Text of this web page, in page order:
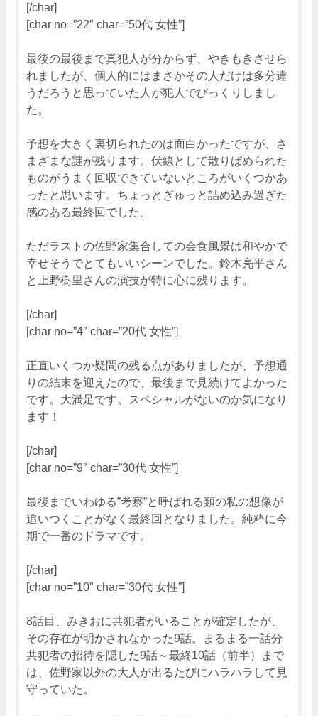
[/char]
[char no=”22″ char=”50代 女性”]
最後の最後まで真犯人が分からず、やきもきさせら
れましたが、個人的にはまさかその人だけは多分違
うだろうと思っていた人が犯人でびっくりしまし
た。
予想を大きく裏切られたのは面白かったですが、さ
まざまな謎が残ります。伏線として散りばめられた
ものがうまく回収できていないところがいくつかあ
ったと思います。ちょっとぎゅっと詰め込み過ぎた
感のある最終回でした。
ただラストの佐野家集合しての会食風景は和やかで
幸せそうでとてもいいシーンでした。鈴木亮平さん
と上野樹里さんの演技が特に心に残ります。
[/char]
[char no=”4″ char=”20代 女性”]
正直いくつか疑問の残る点がありましたが、予想通
りの結末を迎えたので、最後まで見続けてよかった
です。大満足です。スペシャルがないのか気になり
ます！
[/char]
[char no=”9″ char=”30代 女性”]
最後までいわゆる”考察”と呼ばれる類の私の想像が
追いつくことがなく最終回となりました。純粋に今
期で一番のドラマです。
[/char]
[char no=”10″ char=”30代 女性”]
8話目、みきおに共犯者がいることが確定したが、
その存在が明かされなかった9話。まるまる一話分
共犯者の招待を隠した9話～最終10話（前半）まで
は、佐野家以外の大人が出るたびにハラハラして見
守っていた。